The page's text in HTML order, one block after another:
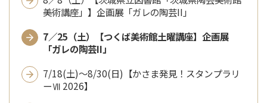
美術講座」】企画展「ガレの陶芸II」
7／25（土）【つくば美術館土曜講座】企画展
「ガレの陶芸II」
7/18(土)～8/30(日)【かさま発見！スタンプラリ
ーⅦ 2026】